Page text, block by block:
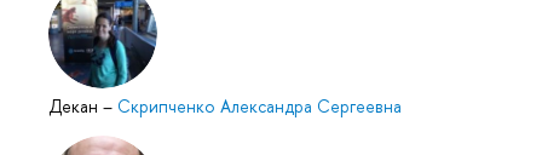
Декан – Скрипченко Александра Сергеевна